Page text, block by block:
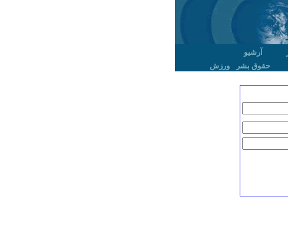
آرشیو
حقوق بشر ورزش